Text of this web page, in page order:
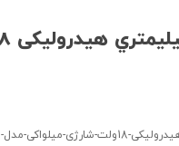
کابل-بر75میلیمتري-هیدرولیکی-18ولت-شارژی-میلواکی-مدل-